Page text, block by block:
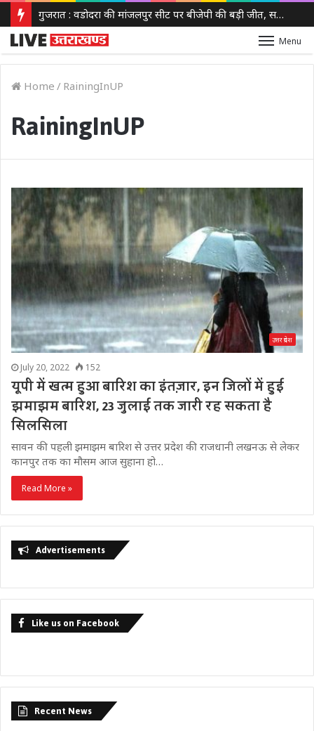
गुजरात : वडोदरा की मांजलपुर सीट पर बीजेपी की बड़ी जीत, सतीश पटेल ने 30,630 वोटों से कांग्रेस को हराया
Menu
Home / RainingInUP
RainingInUP
उत्तर प्रदेश
July 20, 2022 152
यूपी में खत्म हुआ बारिश का इंतज़ार, इन जिलों में हुई
झमाझम बारिश, 23 जुलाई तक जारी रह सकता है
सिलसिला
सावन की पहली झमाझम बारिश से उत्तर प्रदेश की राजधानी लखनऊ से लेकर
कानपुर तक का मौसम आज सुहाना हो…
Read More »
Advertisements
Like us on Facebook
Recent News